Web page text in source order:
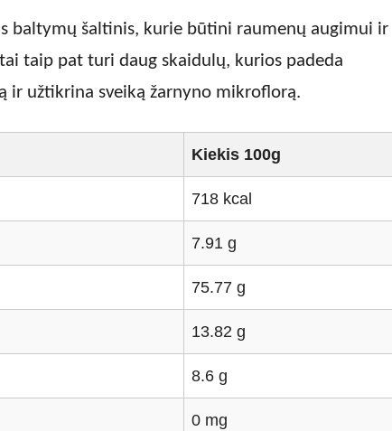
baltymų šaltinis, kurie būtini raumenų augimui ir
taip pat turi daug skaidulų, kurios padeda
ir užtikrina sveiką žarnyno mikroflorą.
Kiekis 100g
718 kcal
7.91 g
75.77 g
13.82 g
8.6 g
0 mg